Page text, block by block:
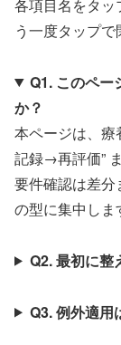
各項目名をタッ
う一度タップで
Q1. このペー
か？
本ページは、
記録→再評価”
要件確認は差
の型に集中しま
Q2. 最初に整
Q3. 例外適用